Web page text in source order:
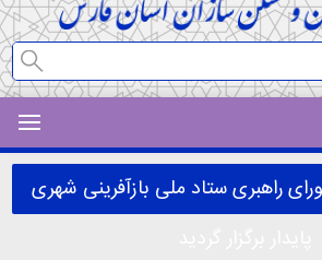
راهبری ستاد ملی بازآفرینی شهری